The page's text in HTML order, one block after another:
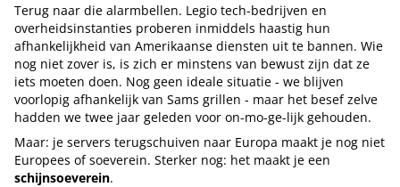
Terug naar die alarmbellen. Legio tech-bedrijven en
overheidsinstanties proberen inmiddels haastig hun
afhankelijkheid van Amerikaanse diensten uit te bannen. Wie
nog niet zover is, is zich er minstens van bewust zijn dat ze
iets moeten doen. Nog geen ideale situatie - we blijven
voorlopig afhankelijk van Sams grillen - maar het besef zelve
hadden we twee jaar geleden voor on-mo-ge-lijk gehouden.
Maar: je servers terugschuiven naar Europa maakt je nog niet
Europees of soeverein. Sterker nog: het maakt je een
schijnsoeverein.